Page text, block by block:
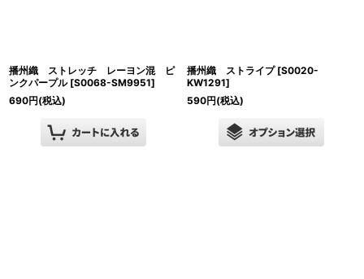
播州織 ストレッチ レーヨン混 ピ
ンクパープル [S0068-SM9951]
690円(税込)
播州織 ストライプ [S0020-
KW1291]
590円(税込)